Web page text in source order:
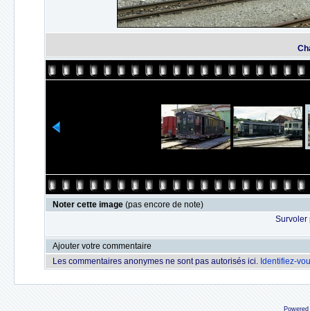
Noter cette image (pas encore de note)
Survoler
Ajouter votre commentaire
Les commentaires anonymes ne sont pas autorisés ici. Identifiez-